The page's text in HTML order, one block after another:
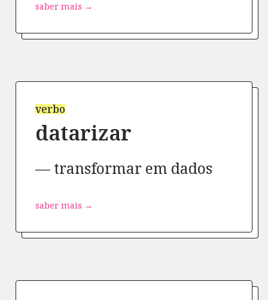
saber mais →
verbo
datarizar
transformar em dados
saber mais →